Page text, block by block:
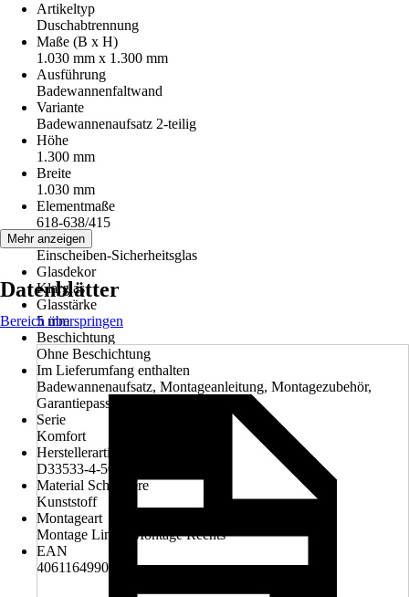
Artikeltyp
Duschabtrennung
Maße (B x H)
1.030 mm x 1.300 mm
Ausführung
Badewannenfaltwand
Variante
Badewannenaufsatz 2-teilig
Höhe
1.300 mm
Breite
1.030 mm
Elementmaße
618-638/415
Glasart
Einscheiben-Sicherheitsglas
Glasdekor
Klarglas
Glasstärke
5 mm
Beschichtung
Ohne Beschichtung
Im Lieferumfang enthalten
Badewannenaufsatz, Montageanleitung, Montagezubehör,
Garantiepass
Serie
Komfort
Herstellerartikelnummer
D33533-4-50-4-21
Material Scharniere
Kunststoff
Montageart
Montage Links, Montage Rechts
EAN
4061164990862
Mehr anzeigen
Datenblätter
Bereich überspringen